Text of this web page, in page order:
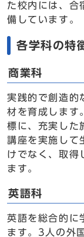
た校内には、合
備しています。
各学科の特
商業科
実践的で創造的
材を育成します
標に、充実した
講座を実施して
けでなく、取得
ます。
英語科
英語を総合的に
ます。3人の外